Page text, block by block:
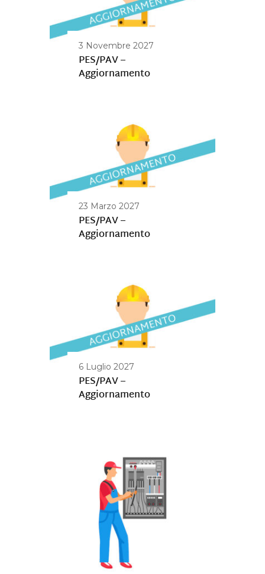
3 Novembre 2027
PES/PAV –
Aggiornamento
23 Marzo 2027
PES/PAV –
Aggiornamento
6 Luglio 2027
PES/PAV –
Aggiornamento